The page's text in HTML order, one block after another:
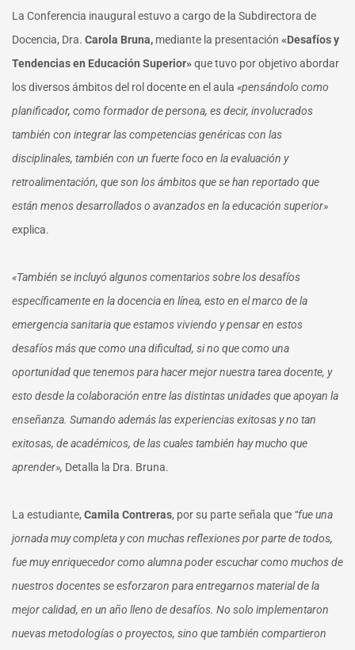
La Conferencia inaugural estuvo a cargo de la Subdirectora de
Docencia, Dra. Carola Bruna, mediante la presentación «Desafíos y
Tendencias en Educación Superior»que tuvo por objetivo abordar
los diversos ámbitos del rol docente en el aula «pensándolo como
planificador, como formador de persona, es decir, involucrados
también con integrar las competencias genéricas con las
disciplinales, también con un fuerte foco en la evaluación y
retroalimentación, que son los ámbitos que se han reportado que
están menos desarrollados o avanzados en la educación superior»
explica.
«También se incluyó algunos comentarios sobre los desafíos
específicamente en la docencia en línea, esto en el marco de la
emergencia sanitaria que estamos viviendo y pensar en estos
desafíos más que como una dificultad, si no que como una
oportunidad que tenemos para hacer mejor nuestra tarea docente, y
esto desde la colaboración entre las distintas unidades que apoyan la
enseñanza. Sumando además las experiencias exitosas y no tan
exitosas, de académicos, de las cuales también hay mucho que
aprender», Detalla la Dra. Bruna.
La estudiante, Camila Contreras, por su parte señala que “fue una
jornada muy completa y con muchas reflexiones por parte de todos,
fue muy enriquecedor como alumna poder escuchar como muchos de
nuestros docentes se esforzaron para entregarnos material de la
mejor calidad, en un año lleno de desafíos. No solo implementaron
nuevas metodologías o proyectos, sino que también compartieron